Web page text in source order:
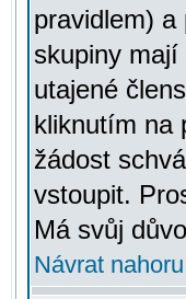
pravidlem) a
skupiny mají
utajené
kliknutím na
žádost
vstoupit.
Má svůj
Návrat nahoru